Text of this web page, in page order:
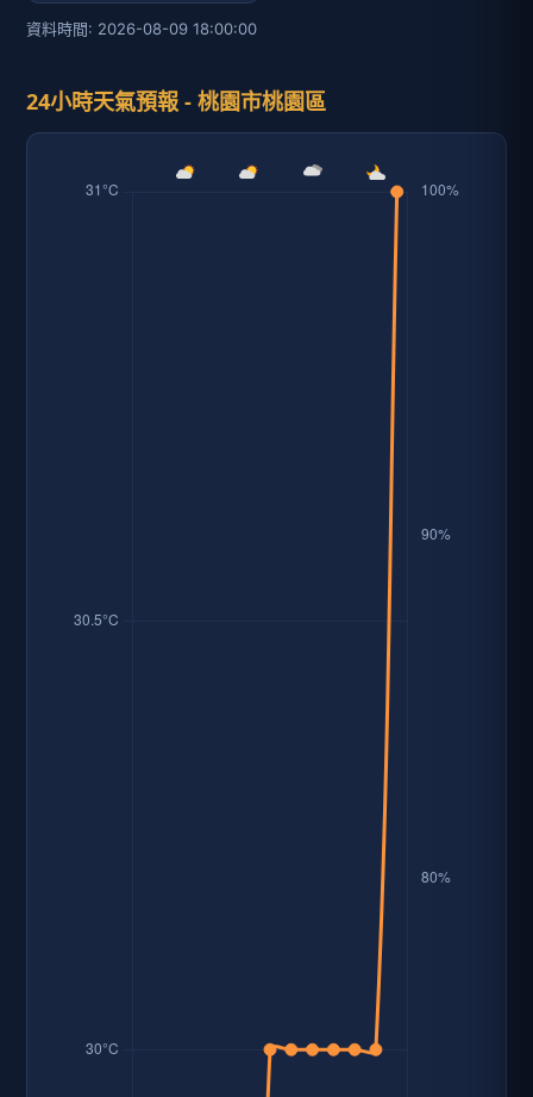
資料時間: 2026-08-09 18:00:00
24小時天氣預報 - 桃園市桃園區